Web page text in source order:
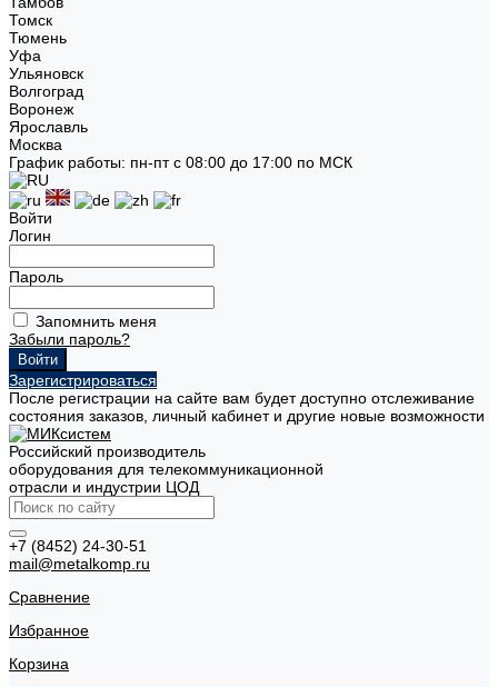
Томск
Тюмень
Уфа
Ульяновск
Волгоград
Воронеж
Ярославль
Москва
График работы: пн-пт с 08:00 до 17:00 по МСК
Войти
Логин
Пароль
Запомнить меня
Забыли пароль?
Зарегистрироваться
После регистрации на сайте вам будет доступно отслеживание
состояния заказов, личный кабинет и другие новые возможности
Российский производитель
оборудования для телекоммуникационной
отрасли и индустрии ЦОД
+7 (8452) 24-30-51
mail@metalkomp.ru
Сравнение
Избранное
Корзина